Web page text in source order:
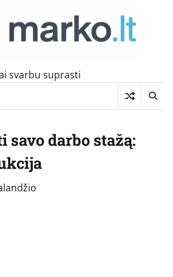
svarbu suprasti
savo darbo stažą: